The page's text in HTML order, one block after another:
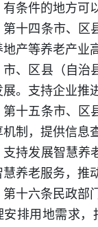
有条件的地方可
第十四条市、区
地产等养老产业
市、区县（自治
展。支持企业推
第十五条市、区
机制，提供信息
支持发展智慧养
慧养老服务，推
第十六条民政部
安排用地需求